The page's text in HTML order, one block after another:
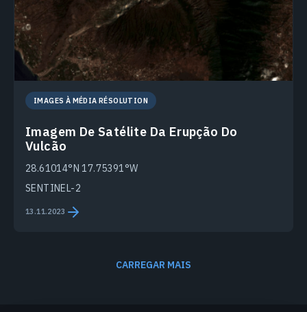
IMAGES À MÉDIA RÉSOLUTION
Imagem De Satélite Da Erupção Do
Vulcão
28.61014°N 17.75391°W
SENTINEL-2
13.11.2023
CARREGAR MAIS